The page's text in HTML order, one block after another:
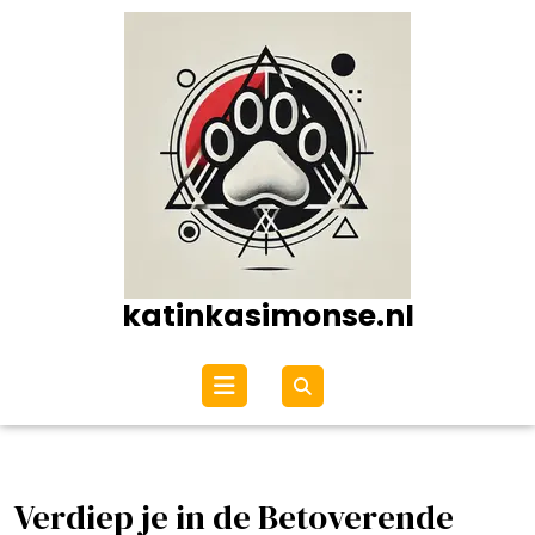
katinkasimonse.nl
Open
menu
Verdiep je in de Betoverende